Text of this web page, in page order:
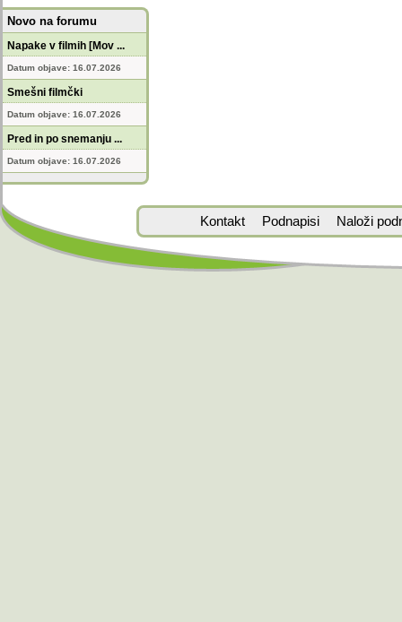
Novo na forumu
Napake v filmih [Mov ...
Datum objave: 16.07.2026
Smešni filmčki
Datum objave: 16.07.2026
Pred in po snemanju ...
Datum objave: 16.07.2026
Kontakt Podnapisi Naloži